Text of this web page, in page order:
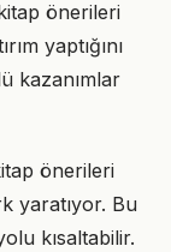
önerileri
yaptığını
kazanımlar
önerileri
yaratıyor. Bu
kısaltabilir.